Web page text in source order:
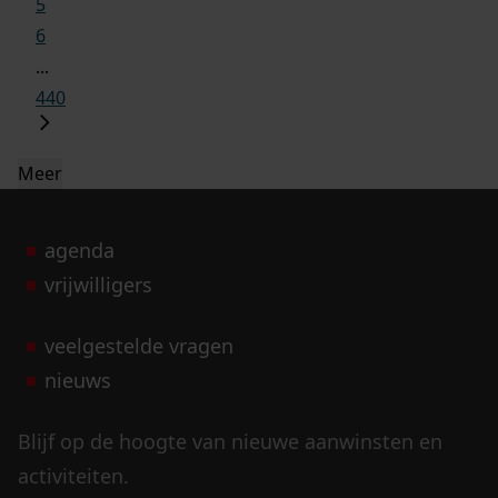
6
...
440
Meer
agenda
vrijwilligers
veelgestelde vragen
nieuws
Blijf op de hoogte van nieuwe aanwinsten en
activiteiten.